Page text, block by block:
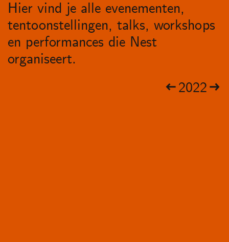
Hier vind je alle evenementen,
tentoonstellingen, talks, workshops
en performances die Nest
organiseert.
2022